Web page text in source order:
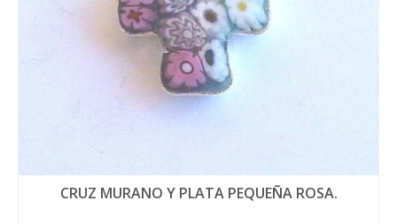
CRUZ MURANO Y PLATA PEQUEÑA ROSA.